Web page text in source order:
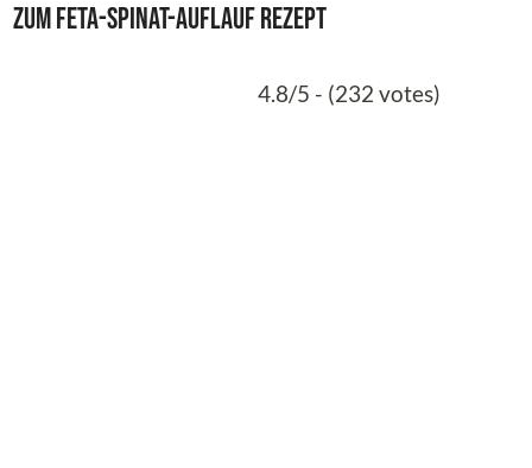
Zum Feta-Spinat-Auflauf Rezept
4.8/5 - (232 votes)